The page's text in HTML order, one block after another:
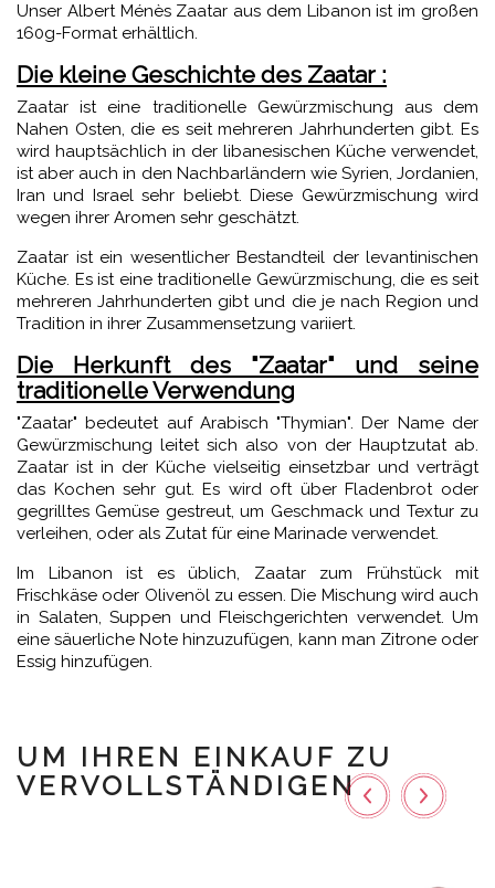
Unser Albert Ménès Zaatar aus dem Libanon ist im großen
160g-Format erhältlich.
Die kleine Geschichte des Zaatar :
Zaatar ist eine traditionelle Gewürzmischung aus dem
Nahen Osten, die es seit mehreren Jahrhunderten gibt. Es
wird hauptsächlich in der libanesischen Küche verwendet,
ist aber auch in den Nachbarländern wie Syrien, Jordanien,
Iran und Israel sehr beliebt. Diese Gewürzmischung wird
wegen ihrer Aromen sehr geschätzt.
Zaatar ist ein wesentlicher Bestandteil der levantinischen
Küche. Es ist eine traditionelle Gewürzmischung, die es seit
mehreren Jahrhunderten gibt und die je nach Region und
Tradition in ihrer Zusammensetzung variiert.
Die Herkunft des "Zaatar" und seine
traditionelle Verwendung
"Zaatar" bedeutet auf Arabisch "Thymian". Der Name der
Gewürzmischung leitet sich also von der Hauptzutat ab.
Zaatar ist in der Küche vielseitig einsetzbar und verträgt
das Kochen sehr gut. Es wird oft über Fladenbrot oder
gegrilltes Gemüse gestreut, um Geschmack und Textur zu
verleihen, oder als Zutat für eine Marinade verwendet.
Im Libanon ist es üblich, Zaatar zum Frühstück mit
Frischkäse oder Olivenöl zu essen. Die Mischung wird auch
in Salaten, Suppen und Fleischgerichten verwendet. Um
eine säuerliche Note hinzuzufügen, kann man Zitrone oder
Essig hinzufügen.
UM IHREN EINKAUF ZU
VERVOLLSTÄNDIGEN